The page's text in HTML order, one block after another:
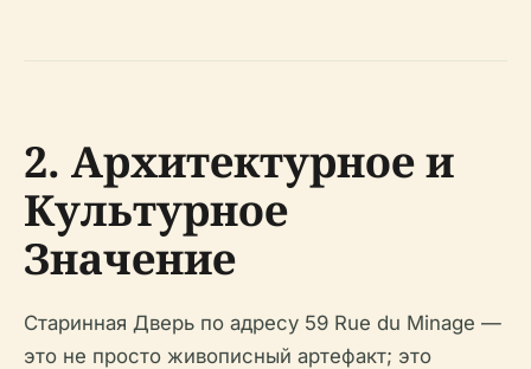
2. Архитектурное и
Культурное
Значение
Старинная Дверь по адресу 59 Rue du Minage —
это не просто живописный артефакт; это